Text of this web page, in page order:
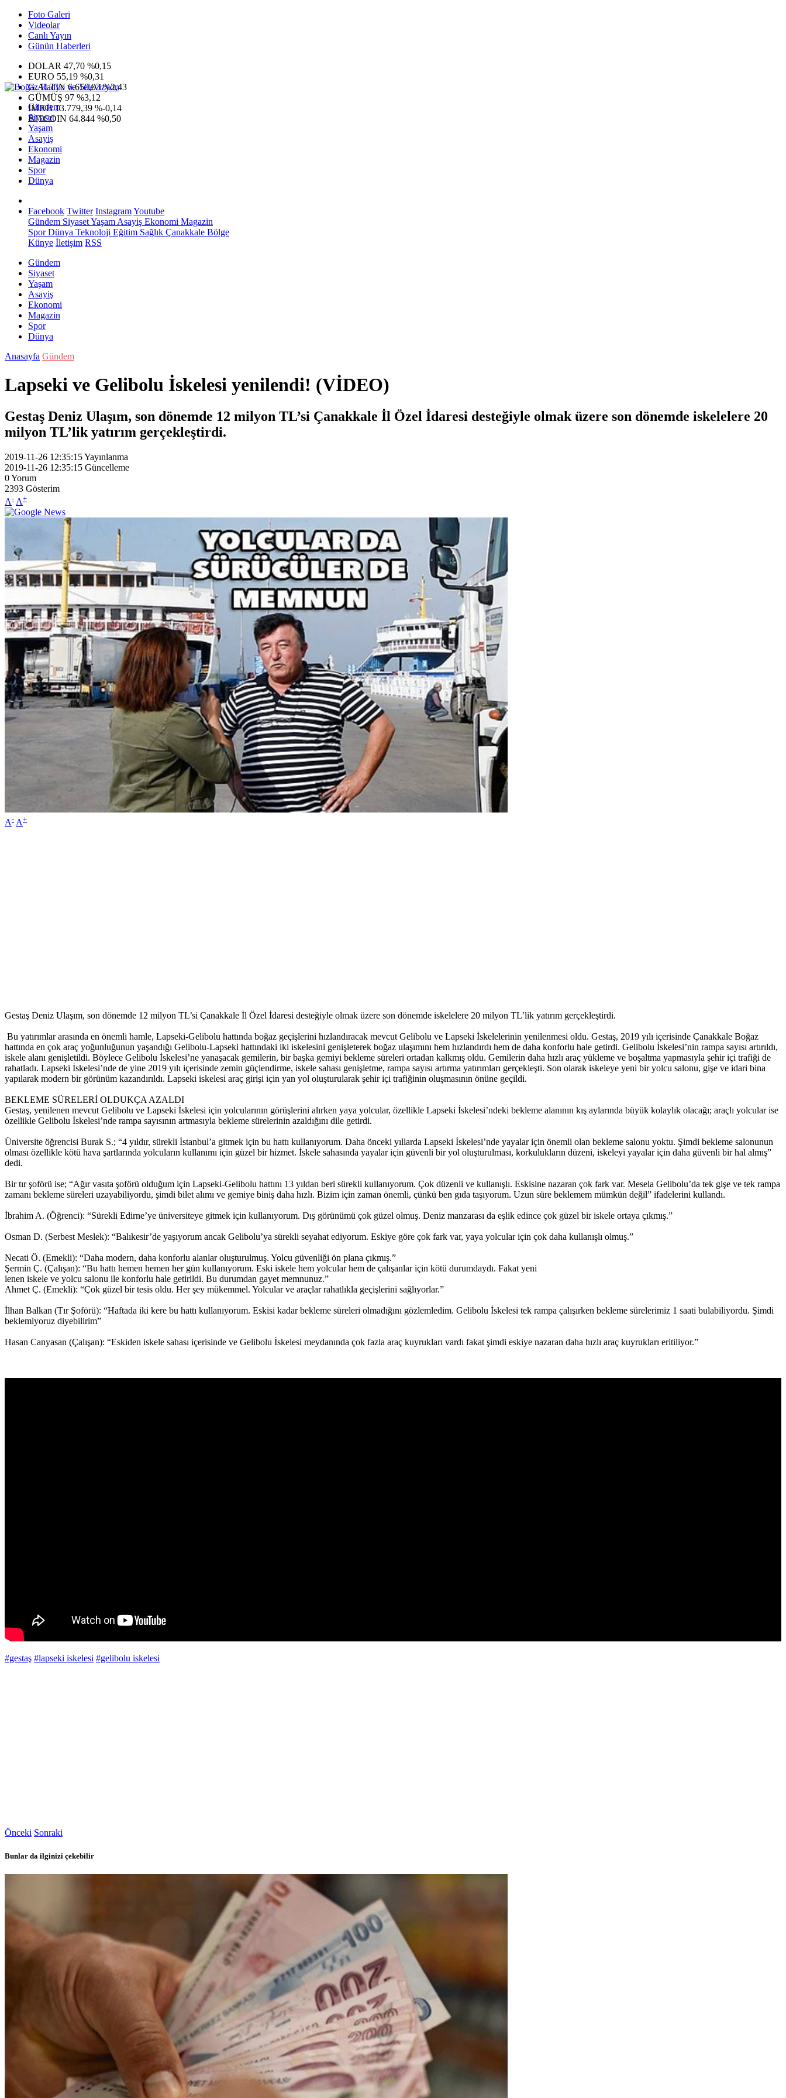
Foto Galeri
Videolar
Canlı Yayın
Günün Haberleri
DOLAR 47,70 %0,15
EURO 55,19 %0,31
G.ALTIN6.650,03 %2,43
GÜMÜŞ 97 %3,12
IMKB13.779,39 %-0,14
BITCOIN 64.844 %0,50
Gündem
Siyaset
Yaşam
Asayiş
Ekonomi
Magazin
Spor
Dünya
Facebook Twitter InstagramYoutube
Gündem SiyasetYaşam Asayiş Ekonomi Magazin
SporDünya Teknoloji Eğitim Sağlık Çanakkale Bölge
Künye İletişim RSS
Gündem
Siyaset
Yaşam
Asayiş
Ekonomi
Magazin
Spor
Dünya
Anasayfa Gündem
Lapseki ve Gelibolu İskelesi yenilendi! (VİDEO)
Gestaş Deniz Ulaşım, son dönemde 12 milyon TL’si Çanakkale İl Özel İdaresi desteğiyle olmak üzere son dönemde iskelelere 20
milyon TL’lik yatırım gerçekleştirdi.
2019-11-26 12:35:15Yayınlanma
2019-11-26 12:35:15 Güncelleme
0Yorum
2393 Gösterim
A- A+
A- A+
Gestaş Deniz Ulaşım, son dönemde 12 milyon TL’si Çanakkale İl Özel İdaresi desteğiyle olmak üzere son dönemde iskelelere 20 milyon TL’lik yatırım gerçekleştirdi.
Bu yatırımlar arasında en önemli hamle, Lapseki-Gelibolu hattında boğaz geçişlerini hızlandıracak mevcut Gelibolu ve Lapseki İskelelerinin yenilenmesi oldu. Gestaş, 2019 yılı içerisinde Çanakkale Boğaz
hattında en çok araç yoğunluğunun yaşandığı Gelibolu-Lapseki hattındaki iki iskelesini genişleterek boğaz ulaşımını hem hızlandırdı hem de daha konforlu hale getirdi. Gelibolu İskelesi’nin rampa sayısı artırıldı,
iskele alanı genişletildi. Böylece Gelibolu İskelesi’ne yanaşacak gemilerin, bir başka gemiyi bekleme süreleri ortadan kalkmış oldu. Gemilerin daha hızlı araç yükleme ve boşaltma yapmasıyla şehir içi trafiği de
rahatladı. Lapseki İskelesi’nde de yine 2019 yılı içerisinde zemin güçlendirme, iskele sahası genişletme, rampa sayısı artırma yatırımları gerçekleşti. Son olarak iskeleye yeni bir yolcu salonu, gişe ve idari bina
yapılarak modern bir görünüm kazandırıldı. Lapseki iskelesi araç girişi için yan yol oluşturularak şehir içi trafiğinin oluşmasının önüne geçildi.
BEKLEME SÜRELERİ OLDUKÇA AZALDI
Gestaş, yenilenen mevcut Gelibolu ve Lapseki İskelesi için yolcularının görüşlerini alırken yaya yolcular, özellikle Lapseki İskelesi’ndeki bekleme alanının kış aylarında büyük kolaylık olacağı; araçlı yolcular ise
özellikle Gelibolu İskelesi’nde rampa sayısının artmasıyla bekleme sürelerinin azaldığını dile getirdi.
Üniversite öğrencisi Burak S.; “4 yıldır, sürekli İstanbul’a gitmek için bu hattı kullanıyorum. Daha önceki yıllarda Lapseki İskelesi’nde yayalar için önemli olan bekleme salonu yoktu. Şimdi bekleme salonunun
olması özellikle kötü hava şartlarında yolcuların kullanımı için güzel bir hizmet. İskele sahasında yayalar için güvenli bir yol oluşturulması, korkulukların düzeni, iskeleyi yayalar için daha güvenli bir hal almış”
dedi.
Bir tır şoförü ise; “Ağır vasıta şoförü olduğum için Lapseki-Gelibolu hattını 13 yıldan beri sürekli kullanıyorum. Çok düzenli ve kullanışlı. Eskisine nazaran çok fark var. Mesela Gelibolu’da tek gişe ve tek rampa
zamanı bekleme süreleri uzayabiliyordu, şimdi bilet alımı ve gemiye biniş daha hızlı. Bizim için zaman önemli, çünkü ben gıda taşıyorum. Uzun süre beklemem mümkün değil” ifadelerini kullandı.
İbrahim A. (Öğrenci): “Sürekli Edirne’ye üniversiteye gitmek için kullanıyorum. Dış görünümü çok güzel olmuş. Deniz manzarası da eşlik edince çok güzel bir iskele ortaya çıkmış.”
Osman D. (Serbest Meslek): “Balıkesir’de yaşıyorum ancak Gelibolu’ya sürekli seyahat ediyorum. Eskiye göre çok fark var, yaya yolcular için çok daha kullanışlı olmuş.”
Necati Ö. (Emekli): “Daha modern, daha konforlu alanlar oluşturulmuş. Yolcu güvenliği ön plana çıkmış.”
Şermin Ç. (Çalışan): “Bu hattı hemen hemen her gün kullanıyorum. Eski iskele hem yolcular hem de çalışanlar için kötü durumdaydı. Fakat yeni
lenen iskele ve yolcu salonu ile konforlu hale getirildi. Bu durumdan gayet memnunuz.”
Ahmet Ç. (Emekli): “Çok güzel bir tesis oldu. Her şey mükemmel. Yolcular ve araçlar rahatlıkla geçişlerini sağlıyorlar.”
İlhan Balkan (Tır Şoförü): “Haftada iki kere bu hattı kullanıyorum. Eskisi kadar bekleme süreleri olmadığını gözlemledim. Gelibolu İskelesi tek rampa çalışırken bekleme sürelerimiz 1 saati bulabiliyordu. Şimdi
beklemiyoruz diyebilirim”
Hasan Canyasan (Çalışan): “Eskiden iskele sahası içerisinde ve Gelibolu İskelesi meydanında çok fazla araç kuyrukları vardı fakat şimdi eskiye nazaran daha hızlı araç kuyrukları eritiliyor.”
#gestaş #lapseki iskelesi #gelibolu iskelesi
Önceki Sonraki
Bunlar da ilginizi çekebilir